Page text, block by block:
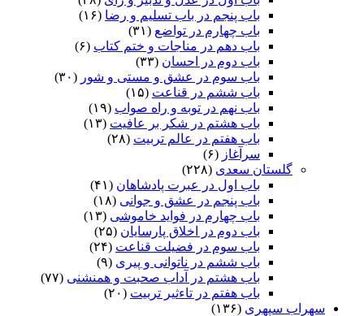
باب پنجم در باب تسلیم و رضا (۱۶)
باب چهارم در تواضع (۳۱)
باب دهم در مناجات و ختم کتاب (۶)
باب دوم در احسان (۳۳)
باب سوم در عشق و مستی و شور (۳۰)
باب ششم در قناعت (۱۵)
باب نهم در توبه و راه صواب (۱۹)
باب هشتم در شکر بر عافیت (۱۳)
باب هفتم در عالم تربیت (۲۸)
سرآغاز (۶)
گلستان سعدی (۲۲۸)
باب اول در عبرت پادشاهان (۴۱)
باب پنجم در عشق و جوانى (۱۸)
باب چهارم در فواید خاموشى (۱۳)
باب دوم در اخلاق پارسایان (۲۵)
باب سوم در فضیلت قناعت (۲۴)
باب ششم در ناتوانى و پیرى (۹)
باب هشتم در آداب صحبت و همنشنى (۷۷)
باب هفتم در تاءثیر تربیت (۲۰)
سهراب سپهری (۱۳۶)